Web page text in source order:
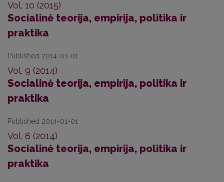
Vol. 10 (2015)
Socialinė teorija, empirija, politika ir
praktika
Published 2014-01-01
Vol. 9 (2014)
Socialinė teorija, empirija, politika ir
praktika
Published 2014-01-01
Vol. 8 (2014)
Socialinė teorija, empirija, politika ir
praktika